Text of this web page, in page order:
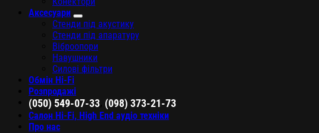
Аксесуари
Стенди під акустику
Стенди під апаратуру
Віброопори
Навушники
Силові фільтри
Обмін Hi-Fi
Розпродажі
(050) 549-07-33 (098) 373-21-73
Салон Hi-Fi, High End аудіо техніки
Про нас